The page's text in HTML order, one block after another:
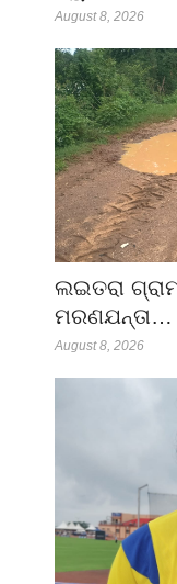
August 8, 2026
ଲଇତରା
ମରଣଯନ୍ତା…
August 8, 2026